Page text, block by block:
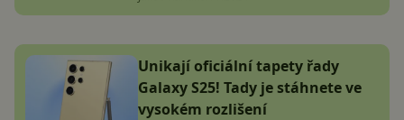
Unikají oficiální tapety řady
Galaxy S25! Tady je stáhnete ve
vysokém rozlišení